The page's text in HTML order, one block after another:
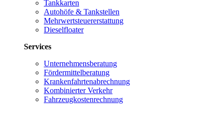
Tankkarten
Autohöfe & Tankstellen
Mehrwertsteuererstattung
Dieselfloater
Services
Unternehmensberatung
Fördermittelberatung
Krankenfahrtenabrechnung
Kombinierter Verkehr
Fahrzeugkostenrechnung